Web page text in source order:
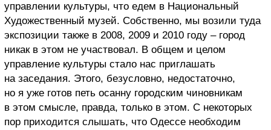
управлении культуры, что едем в Национальный
Художественный музей. Собственно, мы возили туда
экспозиции также в 2008, 2009 и 2010 году – город
никак в этом не участвовал. В общем и целом
управление культуры стало нас приглашать
на заседания. Этого, безусловно, недостаточно,
но я уже готов петь осанну городским чиновникам
в этом смысле, правда, только в этом. С некоторых
пор приходится слышать, что Одессе необходим